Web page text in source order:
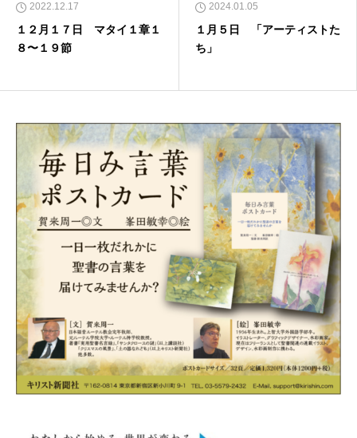
2022.12.17
１２月１７日 マタイ１章１
８〜１９節
2024.01.05
１月５日 「アーティストた
ち」